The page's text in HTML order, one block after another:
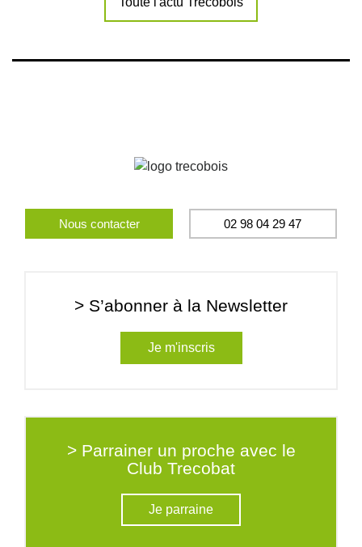
Nous contacter 02 98 04 29 47
> S’abonner à la Newsletter
Je m'inscris
> Parrainer un proche avec le
Club Trecobat
Je parraine